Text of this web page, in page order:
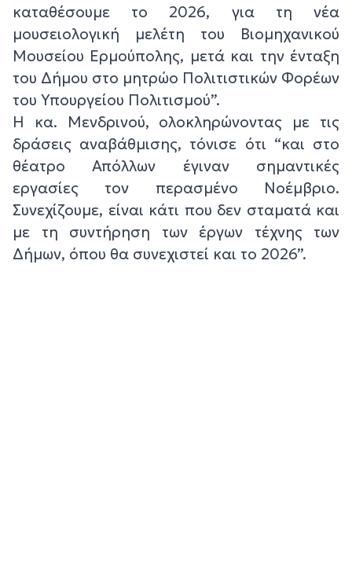
καταθέσουμε το 2026, για τη νέα
μουσειολογική μελέτη του Βιομηχανικού
Μουσείου Ερμούπολης, μετά και την ένταξη
του Δήμου στο μητρώο Πολιτιστικών Φορέων
του Υπουργείου Πολιτισμού”.
Η κα. Μενδρινού, ολοκληρώνοντας με τις
δράσεις αναβάθμισης, τόνισε ότι “και στο
θέατρο Απόλλων έγιναν σημαντικές
εργασίες τον περασμένο Νοέμβριο.
Συνεχίζουμε, είναι κάτι που δεν σταματά και
με τη συντήρηση των έργων τέχνης των
Δήμων, όπου θα συνεχιστεί και το 2026”.